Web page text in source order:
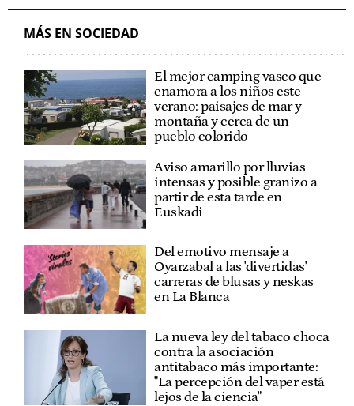
MÁS EN SOCIEDAD
El mejor camping vasco que
enamora a los niños este
verano: paisajes de mar y
montaña y cerca de un
pueblo colorido
Aviso amarillo por lluvias
intensas y posible granizo a
partir de esta tarde en
Euskadi
Del emotivo mensaje a
Oyarzabal a las 'divertidas'
carreras de blusas y neskas
en La Blanca
La nueva ley del tabaco choca
contra la asociación
antitabaco más importante:
"La percepción del vaper está
lejos de la ciencia"